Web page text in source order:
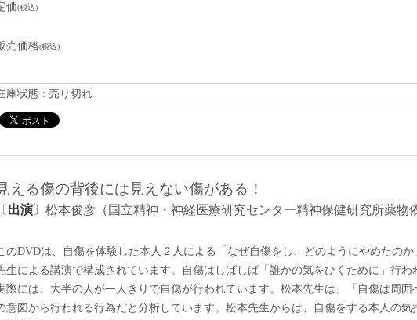
価(税込)
売価格(税込)
庫状態 : 売り切れ
える傷の背後には見えない傷がある！
出演〕松本俊彦（国立精神・神経医療研究センター精神保健研究所薬物
のDVDは、自傷を体験した本人２人による「なぜ自傷をし、どのようにやめたの
生による講演で構成されています。自傷はしばしば「誰かの気をひくために」行わ
際には、大半の人が一人きりで自傷が行われています。松本先生は、「自傷は周囲
意図から行われる行為だと分析しています。松本先生からは、自傷をする本人の気